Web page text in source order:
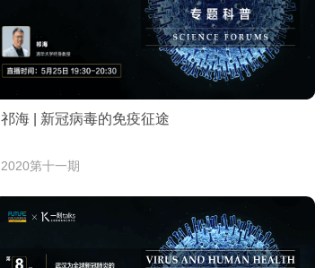
祁海 | 新冠病毒的免疫征途
2020第十一期